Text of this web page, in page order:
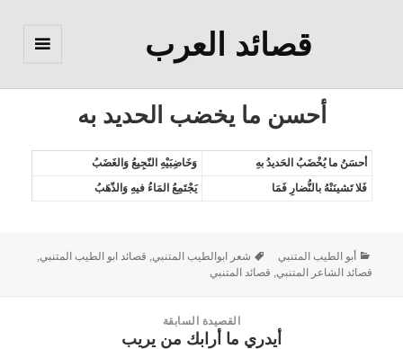
قصائد العرب
أحسن ما يخضب الحديد به
أحسَنُ ما يُخْضَبُ الحَديدُ بهِ
وَخَاضِبَيْهِ النّجِيعُ وَالغَضَبُ
فَلا تَشينَنْهُ بالنُّضارِ فَمَا
يَجْتَمِعُ المَاءُ فيهِ وَالذّهَبُ
أبو الطيب المتنبي شعر ابوالطيب المتنبي, قصائد ابو الطيب المتنبي,
قصائد الشاعر المتنبي, قصائد المتنبي
القصيدة السابقة
أيدري ما أرابك من يريب